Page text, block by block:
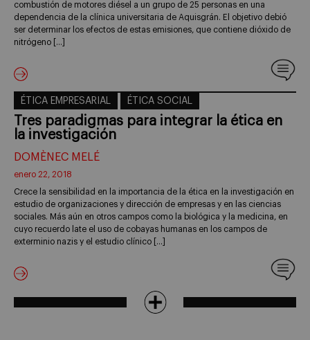
combustión de motores diésel a un grupo de 25 personas en una
dependencia de la clínica universitaria de Aquisgrán. El objetivo debió
ser determinar los efectos de estas emisiones, que contiene dióxido de
nitrógeno […]
ÉTICA EMPRESARIAL ÉTICA SOCIAL
Tres paradigmas para integrar la ética en
la investigación
DOMÈNEC MELÉ
enero 22, 2018
Crece la sensibilidad en la importancia de la ética en la investigación en
estudio de organizaciones y dirección de empresas y en las ciencias
sociales. Más aún en otros campos como la biológica y la medicina, en
cuyo recuerdo late el uso de cobayas humanas en los campos de
exterminio nazis y el estudio clínico […]